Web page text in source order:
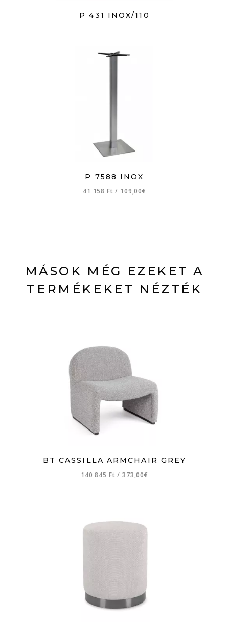
P 431 INOX/110
P 7588 INOX
41 158 Ft/ 109,00€
MÁSOK MÉG EZEKET A
TERMÉKEKET NÉZTÉK
BT CASSILLA ARMCHAIR GREY
140 845 Ft/ 373,00€